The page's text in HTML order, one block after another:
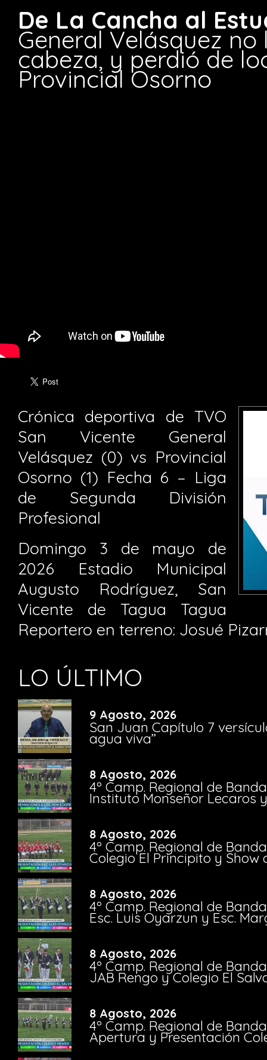
De La Cancha al
General Velásquez
cabeza, y perdió de
Provincial Osorno
Crónica deportiva de TVO
San Vicente General
Velásquez (0) vs Provincial
Osorno (1) Fecha 6 – Liga
de Segunda División
Profesional
Domingo 3 de mayo de
2026 Estadio Municipal
Augusto Rodríguez, San
Vicente de Tagua Tagua
Reportero en terreno: Josué
LO ÚLTIMO
9 Agosto, 2026
San Juan Capítulo 7
agua viva”
8 Agosto, 2026
4º Camp. Regional de
Instituto Monseñor Lecaros
8 Agosto, 2026
4º Camp. Regional de
Colegio El Principito y Show
8 Agosto, 2026
4º Camp. Regional de
Esc. Luis Oyarzun y Esc.
8 Agosto, 2026
4º Camp. Regional de
JAB Rengo y Colegio El
8 Agosto, 2026
4º Camp. Regional de
Apertura y Presentación